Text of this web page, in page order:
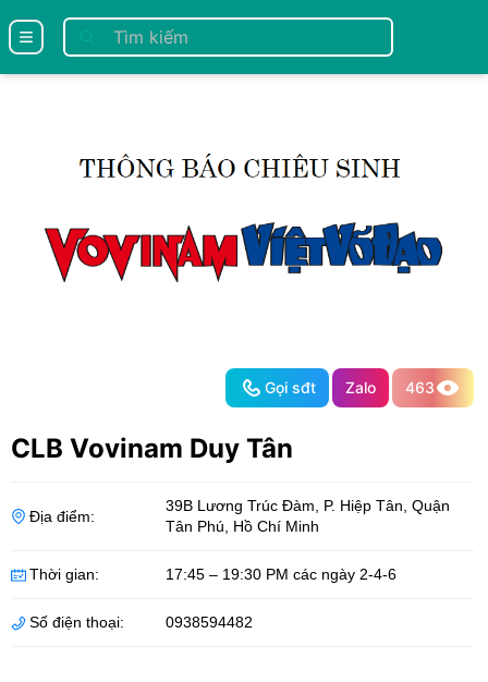
menu
Gọi sđt Zalo 463
CLB Vovinam Duy Tân
Địa điểm:
39B Lương Trúc Đàm, P. Hiệp Tân Quận
Tân Phú
Hồ Chí Minh
Thời gian: 17:45 – 19:30 PM các ngày 2-4-6
Số điện thoại: 0938594482